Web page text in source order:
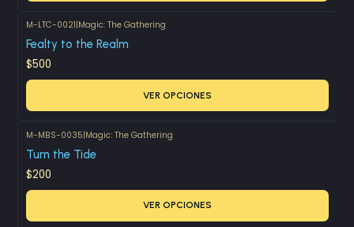
M-LTC-0021|Magic: The Gathering
Fealty to the Realm
$500
VER OPCIONES
M-MBS-0035|Magic: The Gathering
Turn the Tide
$200
VER OPCIONES